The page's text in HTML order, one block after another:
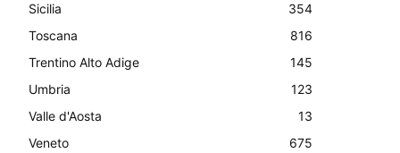
Sicilia
354
Toscana
816
Trentino Alto Adige
145
Umbria
123
Valle d'Aosta
13
Veneto
675